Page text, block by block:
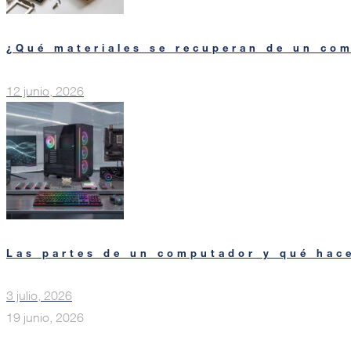
¿Qué materiales se recuperan de un
12 junio, 2026
Las partes de un computador y qué
3 julio, 2026
19 junio, 2026